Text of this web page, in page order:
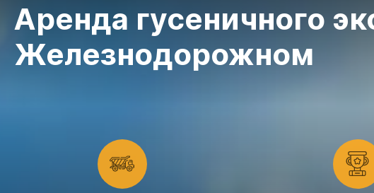
Аренда гусеничного
Железнодорожном